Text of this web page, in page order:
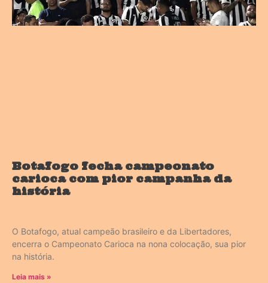
Botafogo fecha campeonato
carioca com pior campanha da
história
O Botafogo, atual campeão brasileiro e da Libertadores,
encerra o Campeonato Carioca na nona colocação, sua pior
na história.
Leia mais »